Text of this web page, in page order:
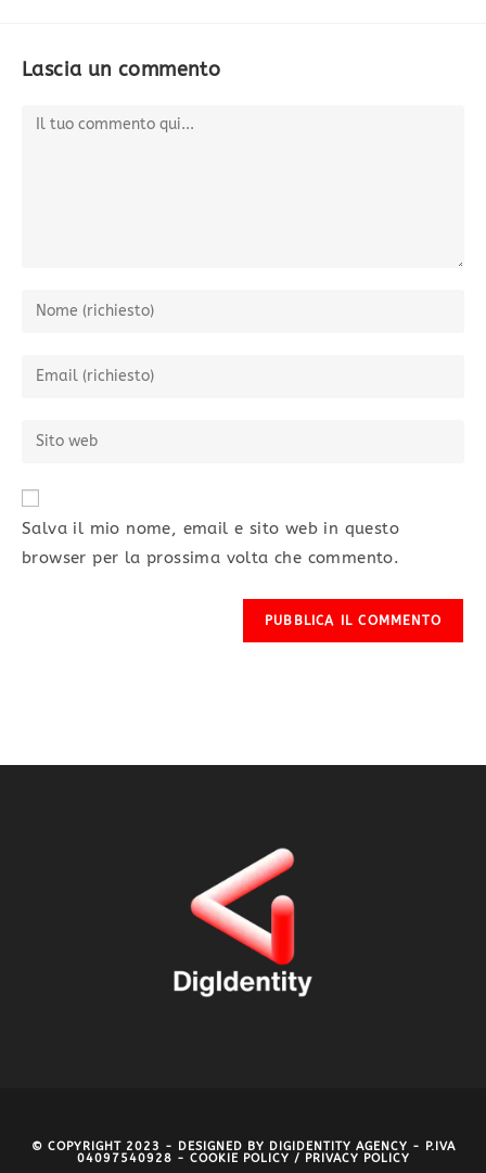
Lascia un commento
Salva il mio nome, email e sito web in questo
browser per la prossima volta che commento.
© COPYRIGHT 2023 - DESIGNED BY DIGIDENTITY AGENCY - P.IVA
04097540928 - COOKIE POLICY / PRIVACY POLICY